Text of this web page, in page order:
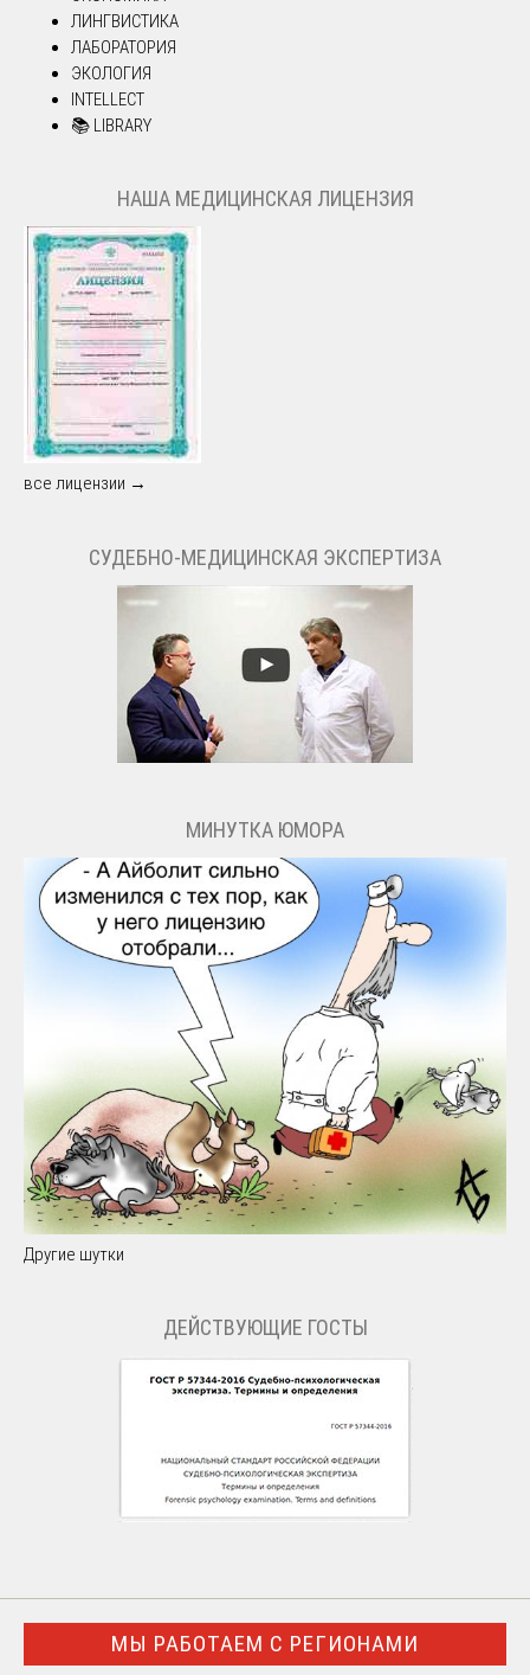
ЛИНГВИСТИКА
ЛАБОРАТОРИЯ
ЭКОЛОГИЯ
INTELLECT
📚 LIBRARY
НАША МЕДИЦИНСКАЯ ЛИЦЕНЗИЯ
все лицензии →
СУДЕБНО-МЕДИЦИНСКАЯ ЭКСПЕРТИЗА
МИНУТКА ЮМОРА
Другие шутки
ДЕЙСТВУЮЩИЕ ГОСТЫ
МЫ РАБОТАЕМ С РЕГИОНАМИ